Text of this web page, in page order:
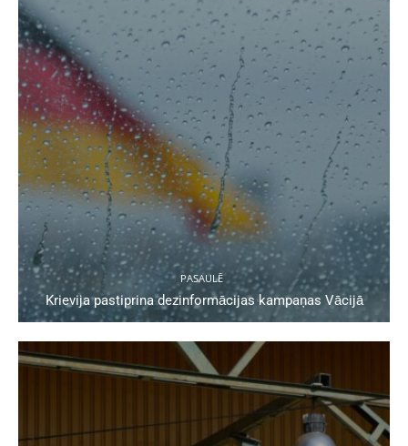
PASAULĒ
Krievija pastiprina dezinformācijas kampaņas Vācijā